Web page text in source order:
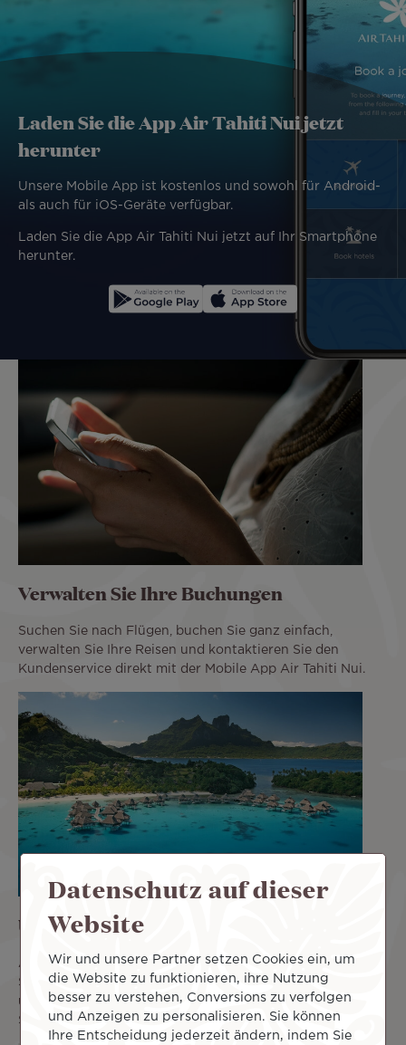
Laden Sie die App Air Tahiti Nui jetzt
herunter
Unsere Mobile App ist kostenlos und sowohl für Android-
als auch für iOS-Geräte verfügbar.
Laden Sie die App Air Tahiti Nui jetzt auf Ihr Smartphone
herunter.
Verwalten Sie Ihre Buchungen
Suchen Sie nach Flügen, buchen Sie ganz einfach,
verwalten Sie Ihre Reisen und kontaktieren Sie den
Kundenservice direkt mit der Mobile App Air Tahiti Nui.
Überprüfen und nutzen Sie Ihre Meilen
Auch das Programm Club Tiare ist in Ihrer Tasche! Greifen
Sie im Handumdrehen auf Ihr Treuekonto Club Tiare zu
und verwalten Sie es. Sie können auch über Ihr
Smartphone auf Ihre Treuekarte Club Tiare zugreifen.
Datenschutz auf dieser
Website
Wir und unsere Partner setzen Cookies ein, um
die Website zu funktionieren, ihre Nutzung
besser zu verstehen, Conversions zu verfolgen
und Anzeigen zu personalisieren. Sie können
Ihre Entscheidung jederzeit ändern, indem Sie